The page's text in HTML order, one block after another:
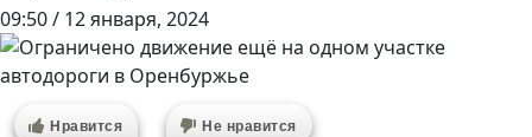
09:50 / 12 января, 2024
Нравится Не нравится